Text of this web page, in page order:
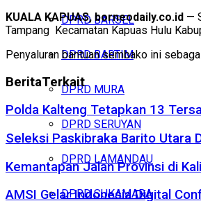
DPRD BARSEL
DPRD BARTIM
DPRD MURA
DPRD SERUYAN
DPRD LAMANDAU
DPRD SUKAMARA
KUALA KAPUAS, borneodaily.co.id —
Tampang Kecamatan Kapuas Hulu
Penyaluran bantuan sembako ini
BeritaTerkait
Polda Kalteng Tetapkan 13
Seleksi Paskibraka Barito Utara
Kemantapan Jalan Provinsi di
AMSI Gelar Indonesia Digital